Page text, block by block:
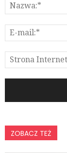
ZOBACZ TEŻ